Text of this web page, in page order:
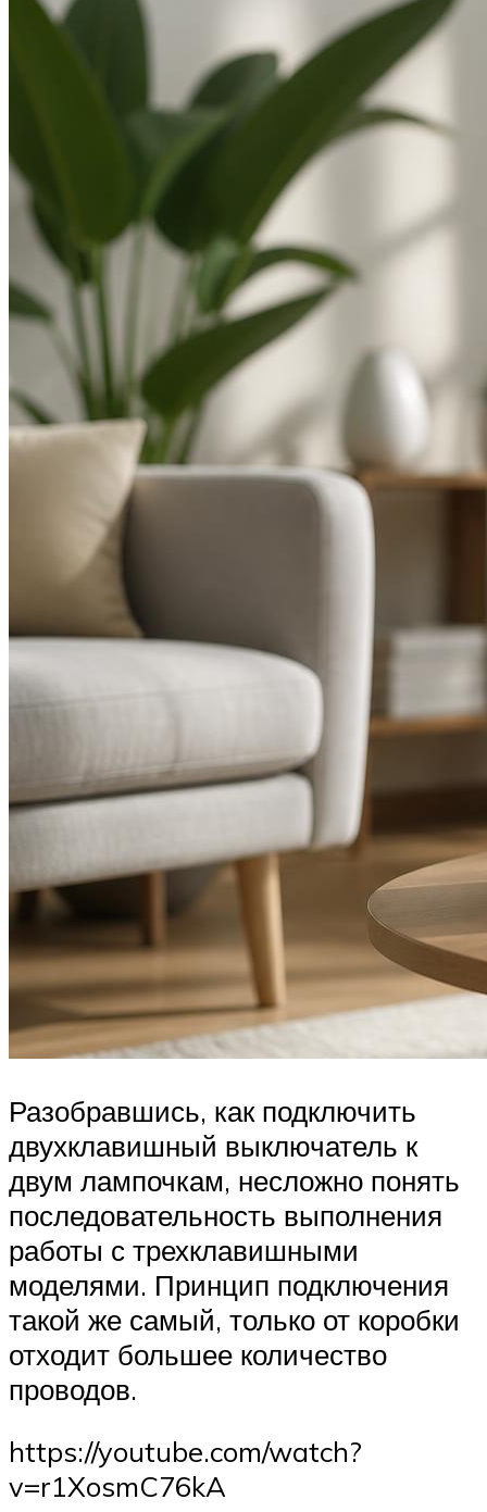
Разобравшись, как подключить
двухклавишный выключатель к
двум лампочкам, несложно понять
последовательность выполнения
работы с трехклавишными
моделями. Принцип подключения
такой же самый, только от коробки
отходит большее количество
проводов.
https://youtube.com/watch?
v=r1XosmC76kA